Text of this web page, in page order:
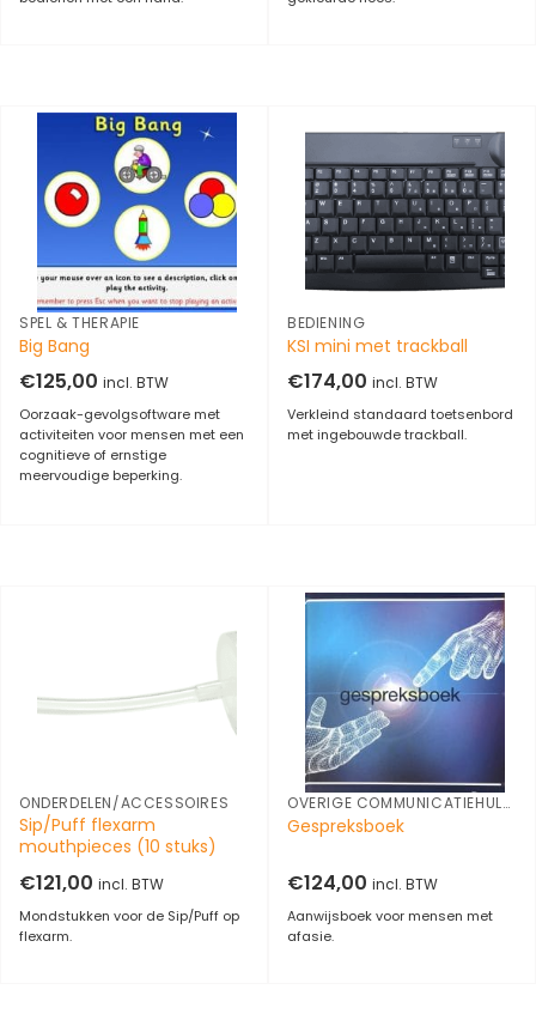
SPEL & THERAPIE
Big Bang
€125,00 incl. BTW
Oorzaak-gevolgsoftware met
activiteiten voor mensen met een
cognitieve of ernstige
meervoudige beperking.
BEDIENING
KSI mini met trackball
€174,00 incl. BTW
Verkleind standaard toetsenbord
met ingebouwde trackball.
ONDERDELEN/ACCESSOIRES
Sip/Puff flexarm
mouthpieces (10 stuks)
€121,00 incl. BTW
Mondstukken voor de Sip/Puff op
flexarm.
OVERIGE COMMUNICATIEHULPMIDDELEN
Gespreksboek
€124,00 incl. BTW
Aanwijsboek voor mensen met
afasie.